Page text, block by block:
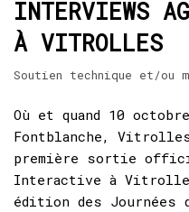
INTERVIEWS
À VITROLLES
Soutien technique et/ou
Où et quand 10
Fontblanche,
première sortie
Interactive à
édition des